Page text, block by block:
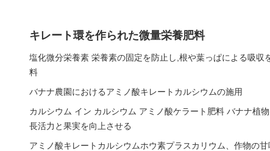
キレート環を作られた微量栄養肥料
塩化微分栄養素 栄養素の固定を防止し,根や葉っぱによる吸収
料
バナナ農園におけるアミノ酸キレートカルシウムの施用
カルシウム イン カルシウム アミノ酸ケラート肥料 バナナ植
長活力と果実を向上させる
アミノ酸キレートカルシウムホウ素プラスカリウム、作物の